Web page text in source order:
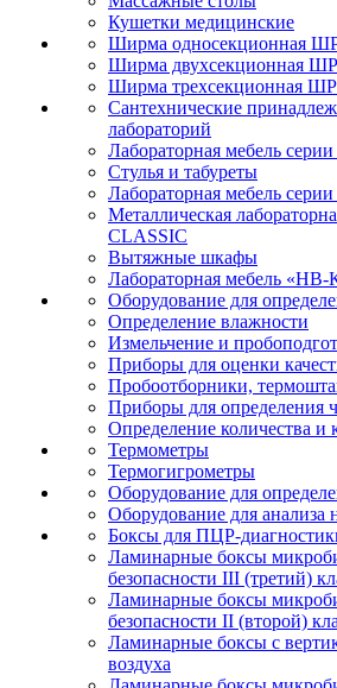
Кушетки медицинские
Ширма односекционная
Ширма двухсекционная
Ширма трехсекционная
Сантехнические
лабораторий
Лабораторная мебель
Стулья и табуреты
Лабораторная мебель
Металлическая
CLASSIC
Вытяжные шкафы
Лабораторная мебель «НВ-
Оборудование для
Определение влажности
Измельчение и
Приборы для оценки
Пробоотборники,
Приборы для определения
Определение количества и
Термометры
Термогигрометры
Оборудование для
Оборудование для анализа
Боксы для ПЦР-
Ламинарные боксы
безопасности III (третий)
Ламинарные боксы
безопасности II (второй)
Ламинарные боксы с
воздуха